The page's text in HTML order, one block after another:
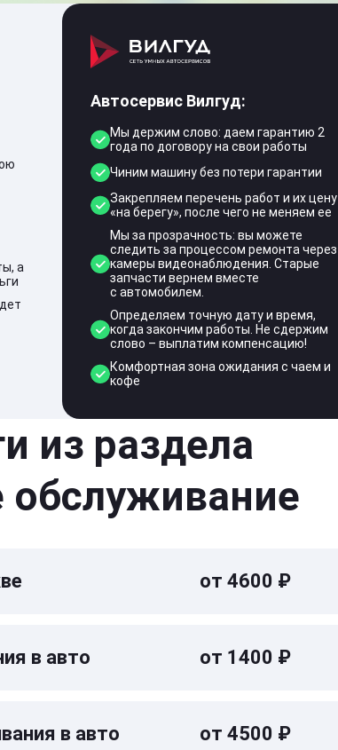
а
Автосервис Вилгуд:
Мы держим слово: даем гарантию 2
года по договору на свои работы
Чиним машину без потери гарантии
Закрепляем перечень работ и их цену
«на берегу», после чего не меняем ее
Мы за прозрачность: вы можете
следить за процессом ремонта через
камеры видеонаблюдения. Старые
запчасти вернем вместе
с автомобилем.
Определяем точную дату и время,
когда закончим работы. Не сдержим
слово – выплатим компенсацию!
Комфортная зона ожидания с чаем и
кофе
из раздела
обслуживание
от 4600 ₽
в авто от 1400 ₽
в авто от 4500 ₽